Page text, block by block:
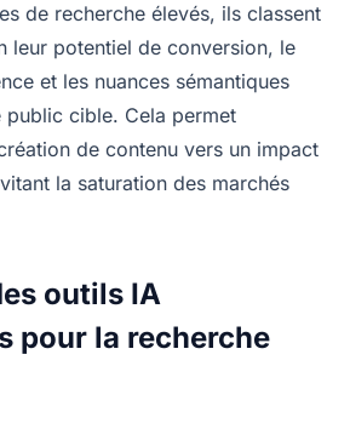
de recherche élevés, ils classent
leur potentiel de conversion, le
et les nuances sémantiques
public cible. Cela permet
de contenu vers un impact
la saturation des marchés
outils IA
pour la recherche